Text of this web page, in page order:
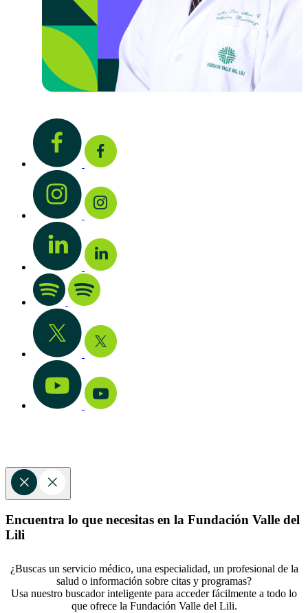
Encuentra lo que necesitas en la Fundación Valle del
Lili
¿Buscas un servicio médico, una especialidad, un profesional de la
salud o información sobre citas y programas?
Usa nuestro buscador inteligente para acceder fácilmente a todo lo
que ofrece la Fundación Valle del Lili.